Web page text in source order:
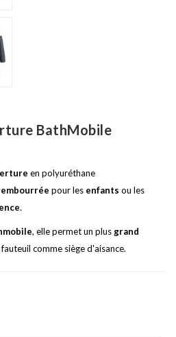
BathMobile
en polyuréthane
pour les enfants ou les
.
, elle permet un plus grand
comme siège d'aisance.